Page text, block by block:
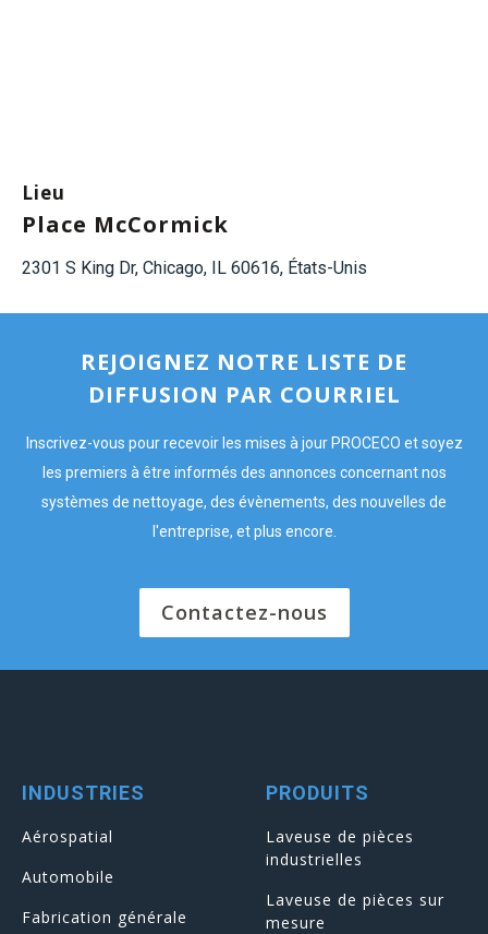
Lieu
Place McCormick
2301 S King Dr, Chicago, IL 60616, États-Unis
REJOIGNEZ NOTRE LISTE DE
DIFFUSION PAR COURRIEL
Inscrivez-vous pour recevoir les mises à jour PROCECO et soyez
les premiers à être informés des annonces concernant nos
systèmes de nettoyage, des évènements, des nouvelles de
l'entreprise, et plus encore.
Contactez-nous
INDUSTRIES
Aérospatial
Automobile
Fabrication générale
PRODUITS
Laveuse de pièces
industrielles
Laveuse de pièces sur
mesure